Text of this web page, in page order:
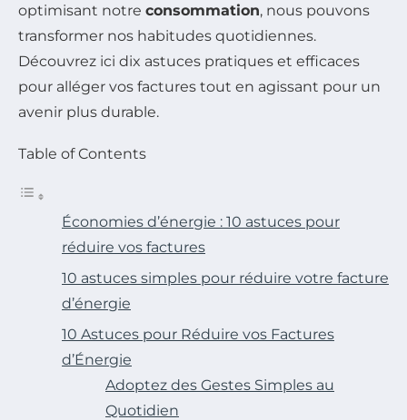
optimisant notre consommation, nous pouvons
transformer nos habitudes quotidiennes.
Découvrez ici dix astuces pratiques et efficaces
pour alléger vos factures tout en agissant pour un
avenir plus durable.
Table of Contents
Économies d’énergie : 10 astuces pour
réduire vos factures
10 astuces simples pour réduire votre facture
d’énergie
10 Astuces pour Réduire vos Factures
d’Énergie
Adoptez des Gestes Simples au
Quotidien